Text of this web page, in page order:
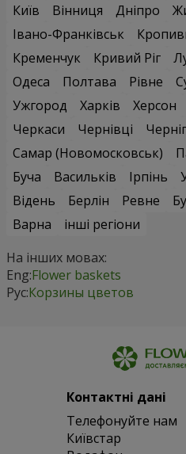
Київ
Вінниця Дніпро
Івано-Франківськ
Кременчук
Кривий Ріг
Одеса
Полтава Рівне
Ужгород
Харків Херсон
Черкаси
Чернівці
Самар (Новомосковськ)
Буча
Васильків Ірпінь
Відень
Берлін Ревне
Варна
інші регіони
На інших мовах:
Eng:Flower baskets
Рус:Корзины цветов
Контактні дані
Телефонуйте нам
Київстар